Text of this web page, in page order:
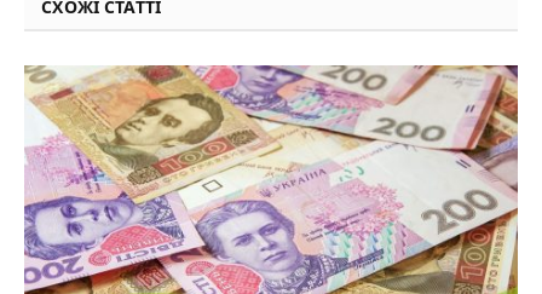
СХОЖІ СТАТТІ